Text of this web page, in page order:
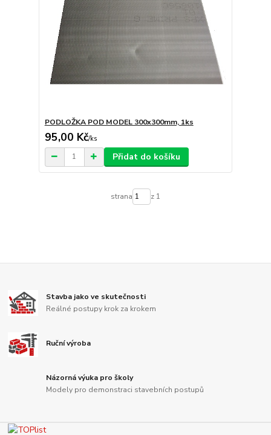
PODLOŽKA POD MODEL 300x300mm, 1ks
95,00 Kč/ks
Přidat do košíku
strana z 1
Stavba jako ve skutečnosti
Reálné postupy krok za krokem
Ruční výroba
Názorná výuka pro školy
Modely pro demonstraci stavebních postupů